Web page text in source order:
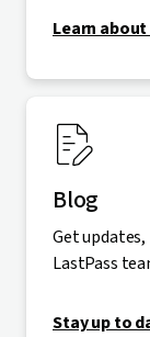
Learn
Blog
Get
LastPass
Stay up to